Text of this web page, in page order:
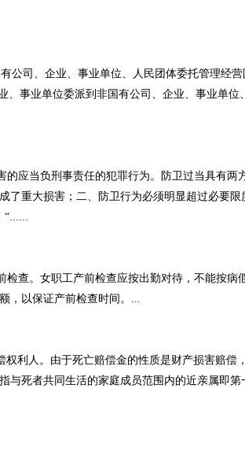
司、企业、事业单位、人民团体委托管理经营
、事业单位委派到非国有公司、企业、事业单位
应当负刑事责任的犯罪行为。防卫过当具有两
了重大损害；二、防卫行为必须明显超过必要限
“......
查。女职工产前检查应按出勤对待，不能按病
，以保证产前检查时间。...
人。由于死亡赔偿金的性质是财产损害赔偿
与死者共同生活的家庭成员范围内的近亲属即第